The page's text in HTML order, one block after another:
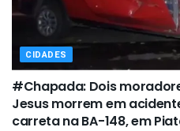
CIDADES
#Chapada: Dois
Jesus morrem em
carreta na BA-148, em